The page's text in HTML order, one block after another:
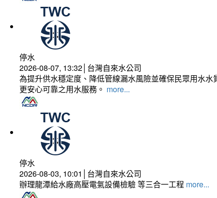
停水
2026-08-07, 13:32│台灣自來水公司
為提升供水穩定度、降低管線漏水風險並確保民眾用水
更安心可靠之用水服務。 more...
停水
2026-08-03, 10:01│台灣自來水公司
辦理龍潭給水廠高壓電氣設備檢驗 等三合一工程 more...